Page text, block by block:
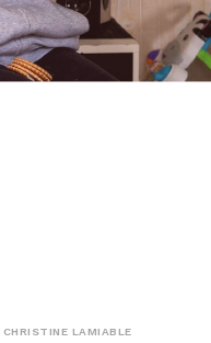
CHRISTINE LAMIABLE